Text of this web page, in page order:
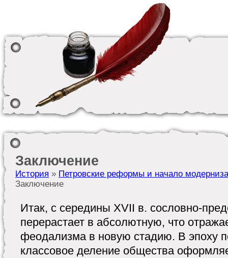
Заключение
История » Петровские реформы и начало
Заключение
Итак, с середины XVII в. сословно-
перерастает в абсолютную, что
феодализма в новую стадию. В эпоху
классовое деление общества